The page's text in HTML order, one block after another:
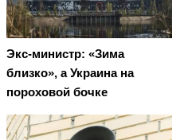
Экс-министр: «Зима
близко», а Украина на
пороховой бочке